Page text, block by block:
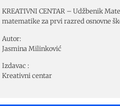
KREATIVNI CENTAR – Udžbenik
matematike za prvi razred osnovne
Autor:
Jasmina Milinković
Izdavac :
Kreativni centar